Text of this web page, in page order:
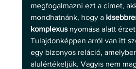
megfogalmazni ezt a címet,
mondhatnánk, hogy a
komplexus nyomása alatt
Tulajdonképpen arról van itt
egy bizonyos reláció,
alulértékeljük. Vagyis nem